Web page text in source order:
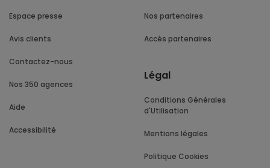
Espace presse
Avis clients
Contactez-nous
Nos 350 agences
Aide
Accessibilité
Nos partenaires
Accès partenaires
Légal
Conditions Générales
d'Utilisation
Mentions légales
Politique Cookies